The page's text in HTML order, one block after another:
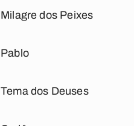
Milagre dos Peixes
Pablo
Tema dos Deuses